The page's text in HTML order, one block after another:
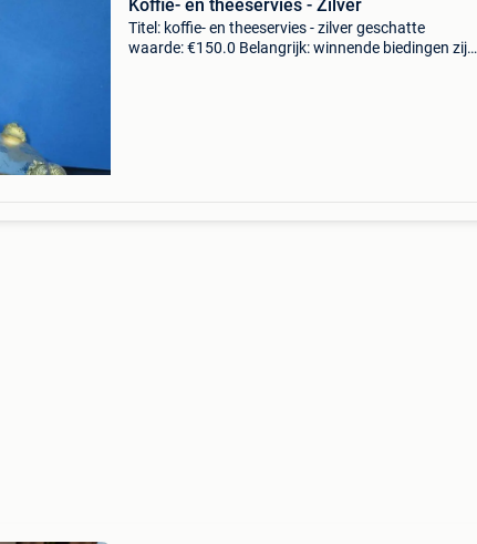
Koffie- en theeservies - Zilver
Titel: koffie- en theeservies - zilver geschatte
waarde: €150.0 Belangrijk: winnende biedingen zijn